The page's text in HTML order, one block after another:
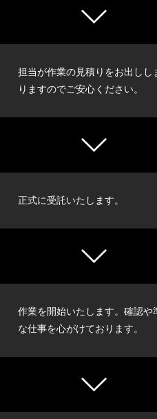
担当が作業の見積りをお出し
りますのでご安心ください。
正式に受託いたします。
作業を開始いたします。確認
な仕事を心がけております。